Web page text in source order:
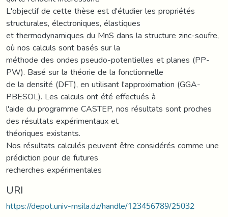
L'objectif de cette thèse est d'étudier les propriétés
structurales, électroniques, élastiques
et thermodynamiques du MnS dans la structure zinc-soufre,
où nos calculs sont basés sur la
méthode des ondes pseudo-potentielles et planes (PP-
PW). Basé sur la théorie de la fonctionnelle
de la densité (DFT), en utilisant l'approximation (GGA-
PBESOL). Les calculs ont été effectués à
l'aide du programme CASTEP, nos résultats sont proches
des résultats expérimentaux et
théoriques existants.
Nos résultats calculés peuvent être considérés comme une
prédiction pour de futures
recherches expérimentales
URI
https://depot.univ-msila.dz/handle/123456789/25032